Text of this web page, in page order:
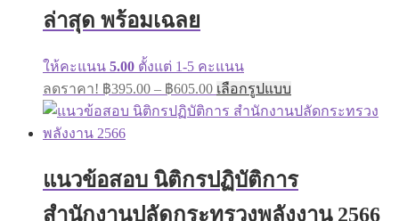
ล่าสุด พร้อมเฉลย
ให้คะแนน 5.00 ตั้งแต่ 1-5 คะแนน
ลดราคา! ฿395.00 – ฿605.00Price
range:
฿395.00
เลือกรูปแบบ
product
has
options
be
แนวข้อสอบ นิติกรปฏิบัติการ
สำนักงานปลัดกระทรวงพลังงาน 2566